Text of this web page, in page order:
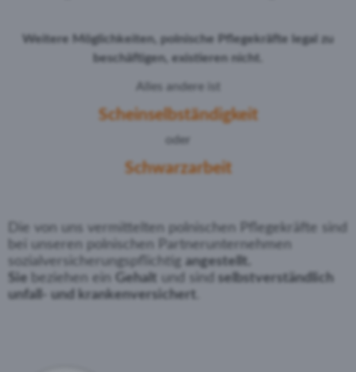
Weitere Möglichkeiten, polnische Pflegekräfte legal zu
beschäftigen, existieren nicht.
Alles andere ist
Scheinselbständigkeit
oder
Schwarzarbeit
Die von uns vermittelten polnischen Pflegekräfte sind
bei unseren polnischen Partnerunternehmen
sozialversicherungspflichtig angestellt.
Sie
beziehen ein Gehalt und sind
selbstverständlich
unfall- und krankenversichert